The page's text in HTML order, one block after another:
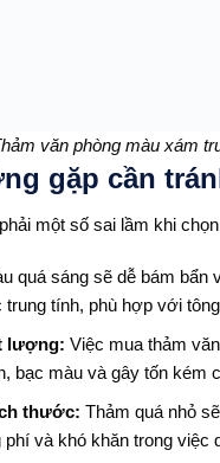
văn phòng màu xám
gặp cần
một số sai lầm khi
quá sáng sẽ dễ bám bẩn
tính, phù hợp với
lượng: Việc mua thảm
bạc màu và gây tốn kém
thước: Thảm quá nhỏ
phí và khó khăn trong